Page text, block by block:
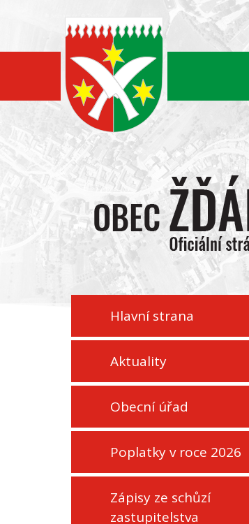
Hlavní strana
Aktuality
Obecní úřad
Poplatky v roce 2026
Zápisy ze schůzí
zastupitelstva